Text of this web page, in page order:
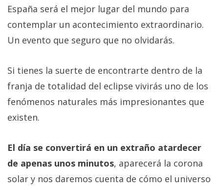
España será el mejor lugar del mundo para
contemplar un acontecimiento extraordinario.
Un evento que seguro que no olvidarás.
Si tienes la suerte de encontrarte dentro de la
franja de totalidad del eclipse vivirás uno de los
fenómenos naturales más impresionantes que
existen.
El día se convertirá en un extraño atardecer
de apenas unos minutos, aparecerá la corona
solar y nos daremos cuenta de cómo el universo